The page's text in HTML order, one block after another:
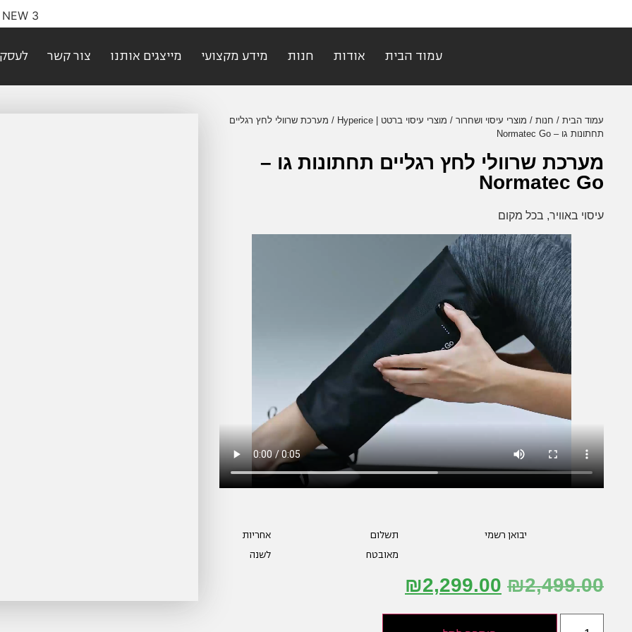
עמוד הבית אודות חנות מידע מקצועי מייצגים אותנו צור קשר
עמוד הבית / חנות / מוצרי עיסוי ושחרור / מוצרי עיסוי ברטט | Hyperice
/ מערכת שרוולי לחץ רגליים
תחתונות גו – Normatec Go
מערכת שרוולי לחץ רגליים תחתונות גו –
Normatec Go
עיסוי באוויר, בכל מקום
יבואן רשמי
תשלום
מאובטח
אחריות
לשנה
₪2,499.00
₪2,299.00